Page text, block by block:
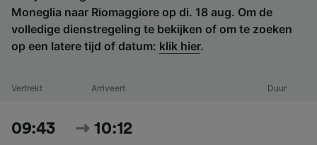
Moneglia naar Riomaggiore op di. 18 aug. Om de
volledige dienstregeling te bekijken of om te zoeken
op een latere tijd of datum: klik hier.
Vertrekt Arriveert Duur
09:43 10:12